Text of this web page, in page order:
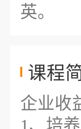
英。
课程
企业收
1、培